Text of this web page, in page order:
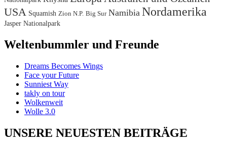
USA Squamish Zion N.P. Big Sur Namibia Nordamerika
Jasper Nationalpark
Weltenbummler und Freunde
Dreams Becomes Wings
Face your Future
Sunniest Way
takly on tour
Wolkenweit
Wolle 3.0
UNSERE NEUESTEN BEITRÄGE